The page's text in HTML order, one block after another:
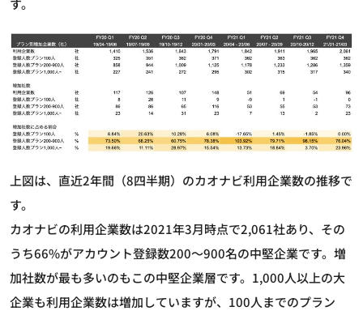
す。
上図は、直近2年間（8四半期）のカオナビ利用企業数の推移で
す。
カオナビの利用企業数は2021年3月時点で2,061社あり、その
うち66%がアカウント登録数200～900名の中堅企業です。増
加社数が最も多いのもこの中堅企業層です。1,000人以上の大
企業も利用企業数は増加していますが、100人までのプラン